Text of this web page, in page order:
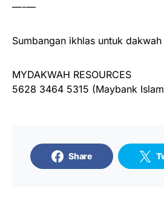
—-—
Sumbangan ikhlas untuk
MYDAKWAH RESOURCES
5628 3464 5315 (Maybank
Share